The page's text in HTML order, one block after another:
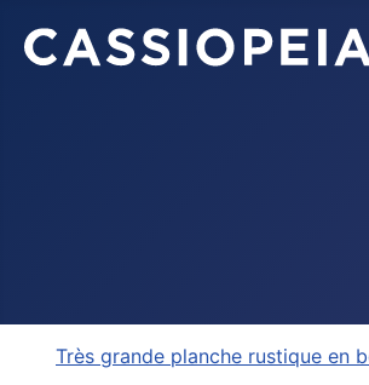
Très grande planche rustique en